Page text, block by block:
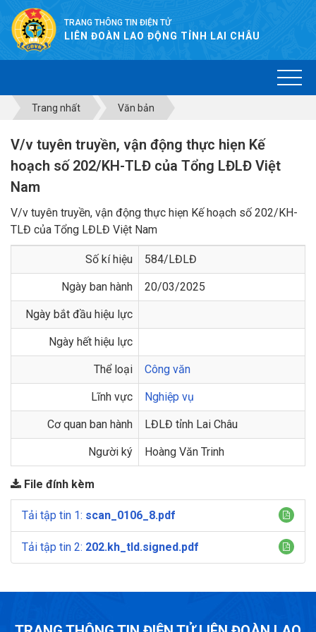
TRANG THÔNG TIN ĐIỆN TỬ
LIÊN ĐOÀN LAO ĐỘNG TỈNH LAI CHÂU
Trang nhất Văn bản
V/v tuyên truyền, vận động thực hiẹn Kế
hoạch số 202/KH-TLĐ của Tổng LĐLĐ Việt
Nam
V/v tuyên truyền, vận động thực hiẹn Kế hoạch số 202/KH-
TLĐ của Tổng LĐLĐ Việt Nam
Số kí hiệu 584/LĐLĐ
Ngày ban hành 20/03/2025
Ngày bắt đầu hiệu lực
Ngày hết hiệu lực
Thể loại Công văn
Lĩnh vực Nghiệp vụ
Cơ quan ban hành LĐLĐ tỉnh Lai Châu
Người ký Hoàng Văn Trinh
File đính kèm
Tải tập tin 1: scan_0106_8.pdf
Tải tập tin 2: 202.kh_tld.signed.pdf